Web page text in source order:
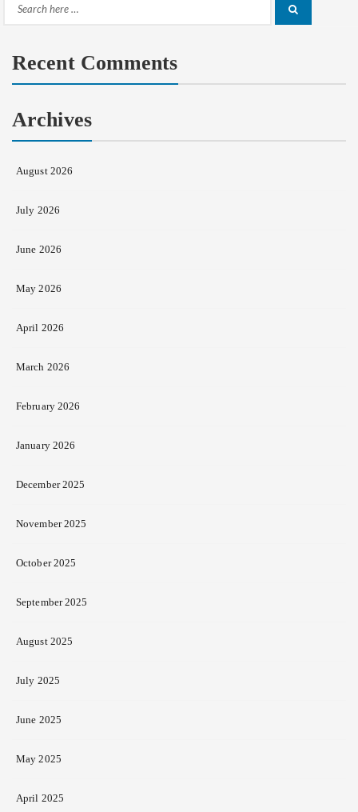
Search
Recent Comments
Archives
August 2026
July 2026
June 2026
May 2026
April 2026
March 2026
February 2026
January 2026
December 2025
November 2025
October 2025
September 2025
August 2025
July 2025
June 2025
May 2025
April 2025